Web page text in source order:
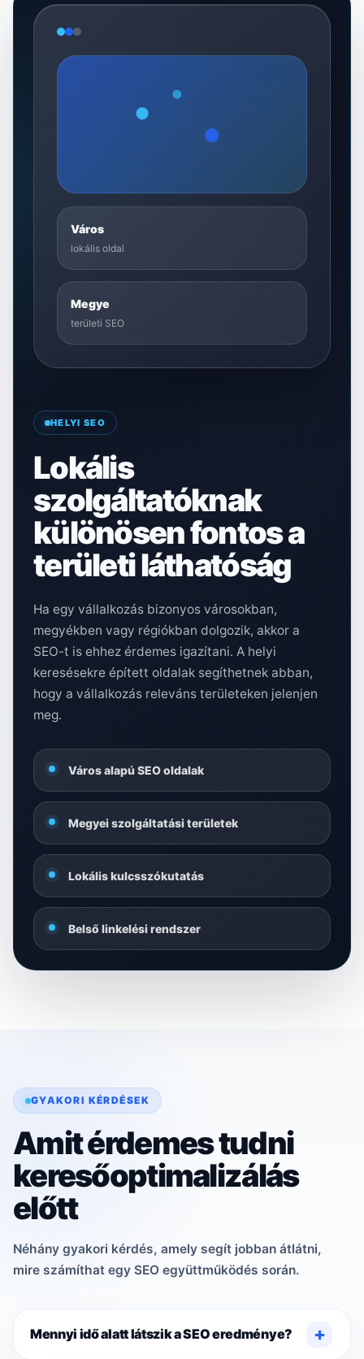
Város
lokális oldal
Megye
területi SEO
HELYI SEO
Lokális
szolgáltatóknak
különösen fontos a
területi láthatóság
Ha egy vállalkozás bizonyos városokban,
megyékben vagy régiókban dolgozik, akkor a
SEO-t is ehhez érdemes igazítani. A helyi
keresésekre épített oldalak segíthetnek abban,
hogy a vállalkozás releváns területeken jelenjen
meg.
Város alapú SEO oldalak
Megyei szolgáltatási területek
Lokális kulcsszókutatás
Belső linkelési rendszer
GYAKORI KÉRDÉSEK
Amit érdemes tudni
keresőoptimalizálás
előtt
Néhány gyakori kérdés, amely segít jobban átlátni,
mire számíthat egy SEO együttműködés során.
Mennyi idő alatt látszik a SEO eredménye?